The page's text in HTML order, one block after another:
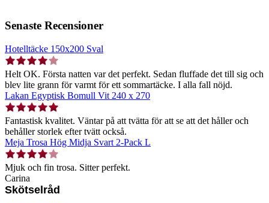
Senaste Recensioner
Hotelltäcke 150x200 Sval
Helt OK. Första natten var det perfekt. Sedan fluffade det till sig och
blev lite grann för varmt för ett sommartäcke. I alla fall nöjd.
Lakan Egyptisk Bomull Vit 240 x 270
Fantastisk kvalitet. Väntar på att tvätta för att se att det håller och
behåller storlek efter tvätt också.
Meja Trosa Hög Midja Svart 2-Pack L
Mjuk och fin trosa. Sitter perfekt.
Carina
Skötselråd